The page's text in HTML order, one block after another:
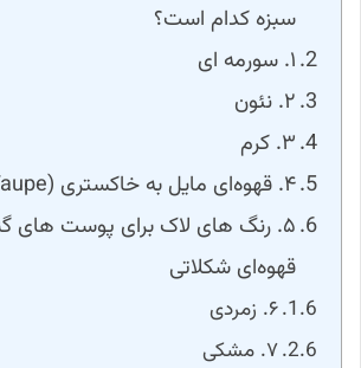
سبزه کدام است؟
۱. سورمه ای
۲. نئون
۳. کرم
۴. قهوه‌ای مایل به خاکستری (Taupe)
۵. رنگ های لاک برای پوست های
قهوه‌ای شکلاتی
۶. زمردی
۷. مشکی